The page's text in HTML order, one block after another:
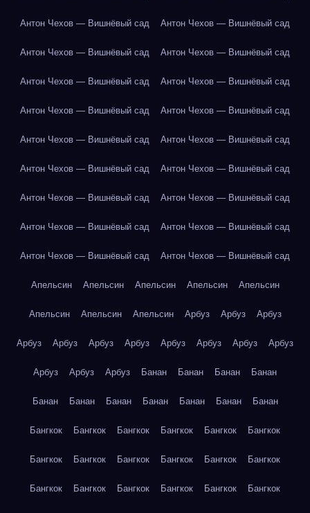
Антон Чехов — Вишнёвый сад Антон Чехов — Вишнёвый сад
Антон Чехов — Вишнёвый сад Антон Чехов — Вишнёвый сад
Антон Чехов — Вишнёвый сад Антон Чехов — Вишнёвый сад
Антон Чехов — Вишнёвый сад Антон Чехов — Вишнёвый сад
Антон Чехов — Вишнёвый сад Антон Чехов — Вишнёвый сад
Антон Чехов — Вишнёвый сад Антон Чехов — Вишнёвый сад
Антон Чехов — Вишнёвый сад Антон Чехов — Вишнёвый сад
Антон Чехов — Вишнёвый сад Антон Чехов — Вишнёвый сад
Антон Чехов — Вишнёвый сад Антон Чехов — Вишнёвый сад
Апельсин Апельсин Апельсин Апельсин Апельсин
Апельсин Апельсин Апельсин Арбуз Арбуз Арбуз
Арбуз Арбуз Арбуз Арбуз Арбуз Арбуз Арбуз Арбуз
Арбуз Арбуз Арбуз Банан Банан Банан Банан
Банан Банан Банан Банан Банан Банан Банан
Бангкок Бангкок Бангкок Бангкок Бангкок Бангкок
Бангкок Бангкок Бангкок Бангкок Бангкок Бангкок
Бангкок Бангкок Бангкок Бангкок Бангкок Бангкок